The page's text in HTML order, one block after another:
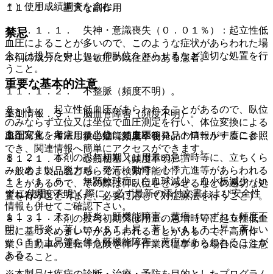
＊）使用成績調査を含む。
禁忌
本剤の成分に対し過敏症の既往歴のある患者。
重要な基本的注意
８．１． 起立性低血圧があらわれることがあるので、臥位
のみならず立位又は坐位で血圧測定を行い、体位変換による
血圧変化を考慮し、坐位にて血圧をコントロールすること。
８．２． 本剤の投与初期又は用量の急増時等に、立ちくら
み、めまい、脱力感、発汗、動悸・心悸亢進等があらわれる
ことがあるので、その際は仰臥位をとらせるなどの適切な処
置を行うこと（また、必要に応じて対症療法を行うこと）。
８．３． 本剤の投与初期又は用量の急増時等に起立性低血
圧に基づくめまい等があらわれることがあるので、高所作
業、自動車の運転等危険を伴う作業に従事する場合には注意
させること。
１１．１． 重大な副作用
１１．１．１． 失神・意識喪失（０．０１％）：起立性低
血圧によることが多いので、このような症状があらわれた場
合には投与を中止し、仰臥位をとらせるなど適切な処置を行
うこと。
１１．１．２． 不整脈（頻度不明）。
１１．１．３． 脳血管障害（頻度不明）。
１１．１．４． 狭心症（頻度不明）。
１１．１．５． 心筋梗塞（頻度不明）。
１１．１．６． 無顆粒球症、白血球減少、血小板減少（い
ずれも頻度不明）。
１１．１．７． 肝炎、肝機能障害、黄疸（いずれも頻度不
明）：肝炎、著しいＡＳＴ上昇、著しいＡＬＴ上昇、著しい
γ−ＧＴＰ上昇等を伴う肝機能障害、黄疸があらわれることが
ある。
薬剤情報
薬剤写真、用法用量、効能効果や後発品の情報が一度に参照
でき、関連情報へ簡単にアクセスができます。
一般名、製品名どちらでも検索可能！
※ ご使用いただく際に、必ず最新の添付文書および安全性
情報も併せてご確認下さい。